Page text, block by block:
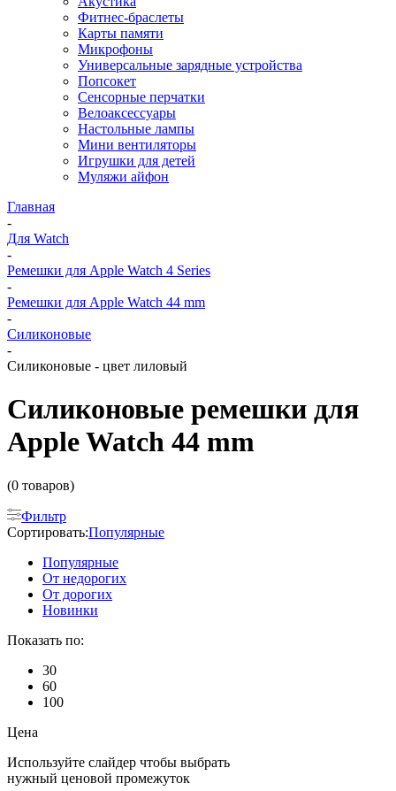
Фитнес-браслеты
Карты памяти
Микрофоны
Универсальные зарядные устройства
Попсокет
Сенсорные перчатки
Велоаксессуары
Настольные лампы
Мини вентиляторы
Игрушки для детей
Муляжи айфон
Главная
-
Для Watch
-
Ремешки для Apple Watch 4 Series
-
Ремешки для Apple Watch 44 mm
-
Силиконовые
-
Силиконовые - цвет лиловый
Силиконовые ремешки для
Apple Watch 44 mm
(0 товаров)
Фильтр
Сортировать:Популярные
Популярные
От недорогих
От дорогих
Новинки
Показать по:
30
60
100
Цена
Используйте слайдер чтобы выбрать
нужный ценовой промежуток